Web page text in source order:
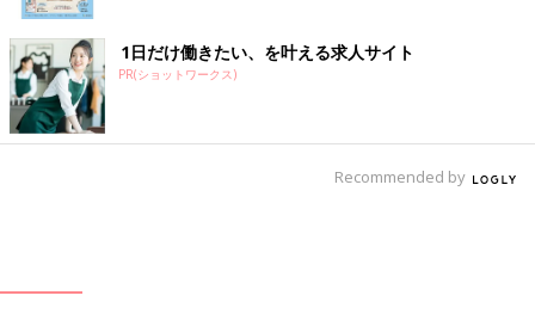
1日だけ働きたい、を叶える求人サイト
PR(ショットワークス)
Recommended by